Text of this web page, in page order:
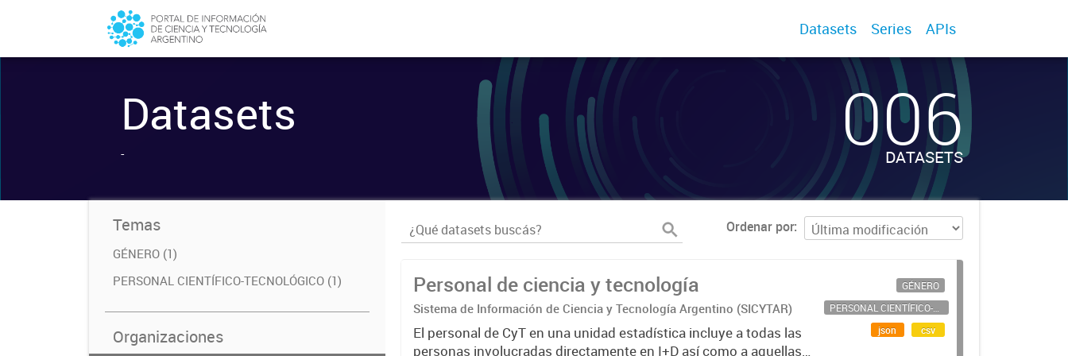
Datasets Series APIs
Datasets
- 006
DATASETS
Temas
GÉNERO (1)
PERSONAL CIENTÍFICO-TECNOLÓGICO (1)
Organizaciones
Ordenar por
Personal de ciencia y tecnología
Sistema de Información de Ciencia y Tecnología Argentino (SICYTAR)
El personal de CyT en una unidad estadística incluye a todas las
personas involucradas directamente en I+D así como a aquellas
GÉNERO
PERSONAL CIENTÍFICO-TECNOLÓGICO
json
csv